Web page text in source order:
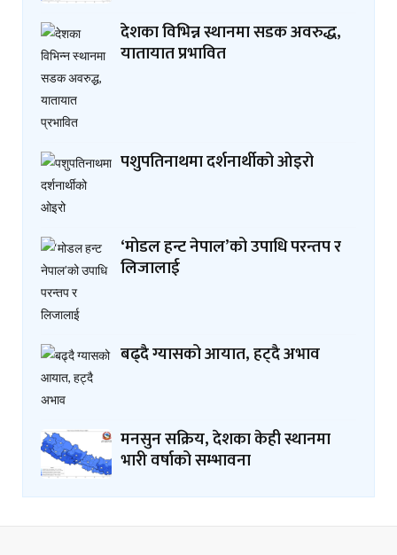
देशका विभिन्न स्थानमा सडक अवरुद्ध,
यातायात प्रभावित
पशुपतिनाथमा दर्शनार्थीको ओइरो
‘मोडल हन्ट नेपाल’को उपाधि परन्तप र
लिजालाई
बढ्दै ग्यासको आयात, हट्दै अभाव
मनसुन सक्रिय, देशका केही स्थानमा
भारी वर्षाको सम्भावना